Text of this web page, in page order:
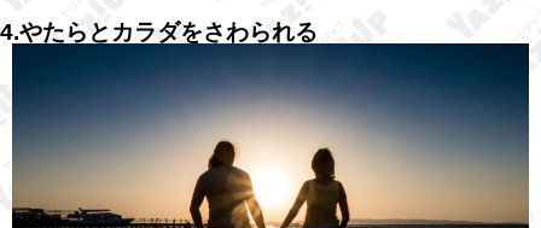
4.やたらとカラダをさわられる